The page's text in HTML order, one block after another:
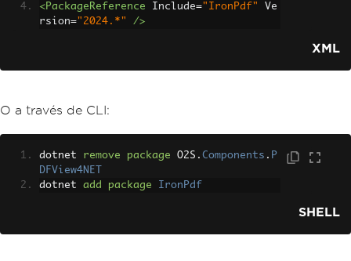
<PackageReference Include="IronPdf"
Ve
rsion="2024.*" />
XML
O a través de CLI:
dotnet remove package O2S . Components . P
DFView4NET
dotnet add package IronPdf
SHELL